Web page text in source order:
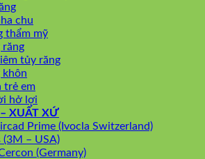
chu
thẩm mỹ
răng
tủy răng
khôn
trẻ em
hở lợi
XUẤT XỨ
Prime (Ivocla Switzerland)
(3M – USA)
(Germany)